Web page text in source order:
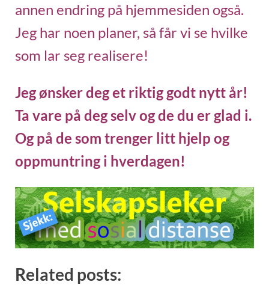
annen endring på hjemmesiden også.
Jeg har noen planer, så får vi se hvilke
som lar seg realisere!
Jeg ønsker deg et riktig godt nytt år!
Ta vare på deg selv og de du er glad i.
Og på de som trenger litt hjelp og
oppmuntring i hverdagen!
Related posts: